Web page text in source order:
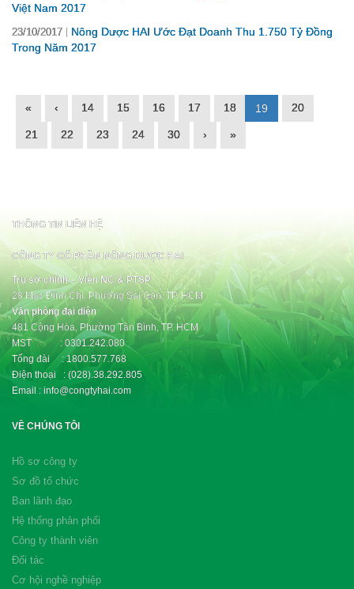
Việt Nam 2017
23/10/2017
Nông Dược HAI Ước Đạt Doanh Thu 1.750 Tỷ Đồng
Trong Năm 2017
« ‹ 14 15 16 17 18 19 20
21 22 23 24 30 › »
THÔNG TIN LIÊN HỆ
CÔNG TY CỔ PHẦN NÔNG DƯỢC HAI
Trụ sở chính – Viện NC & PTSP
28 Mạc Đĩnh Chi, Phường Sài Gòn, TP. HCM
Văn phòng đại diện
481 Cộng Hòa, Phường Tân Bình, TP. HCM
MST : 0301.242.080
Tổng đài : 1800.577.768
Điện thoại : (028).38.292.805
Email : info@congtyhai.com
VỀ CHÚNG TÔI
Hồ sơ công ty
Sơ đồ tổ chức
Ban lãnh đạo
Hệ thống phân phối
Công ty thành viên
Đối tác
Cơ hội nghề nghiệp